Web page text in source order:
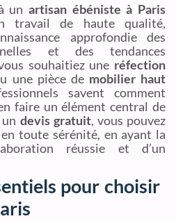
un artisan ébéniste à Paris
travail de haute qualité,
approfondie des
et des tendances
souhaitiez une réfection
une pièce de mobilier haut
savent comment
faire un élément central de
devis gratuit, vous pouvez
toute sérénité, en ayant la
réussie et d’un
pour choisir